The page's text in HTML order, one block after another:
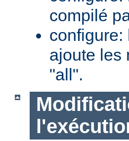
compilé
configure:
ajoute les
"all".